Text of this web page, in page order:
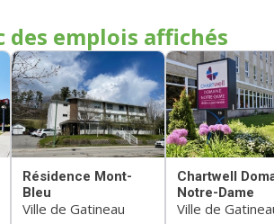
des emplois affichés
Résidence Mont-
Bleu
Ville de Gatineau
Chartwell
Notre-Dame
Ville de